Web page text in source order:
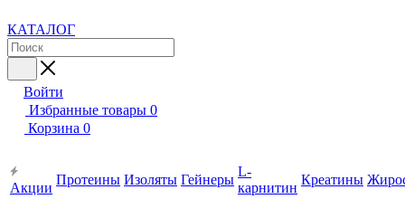
КАТАЛОГ
Войти
Избранные товары 0
Корзина 0
Акции
Протеины Изоляты Гейнеры
L-
карнитин
Креатины